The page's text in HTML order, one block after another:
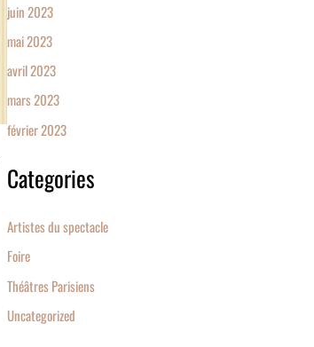
juin 2023
mai 2023
avril 2023
mars 2023
février 2023
Categories
Artistes du spectacle
Foire
Théâtres Parisiens
Uncategorized